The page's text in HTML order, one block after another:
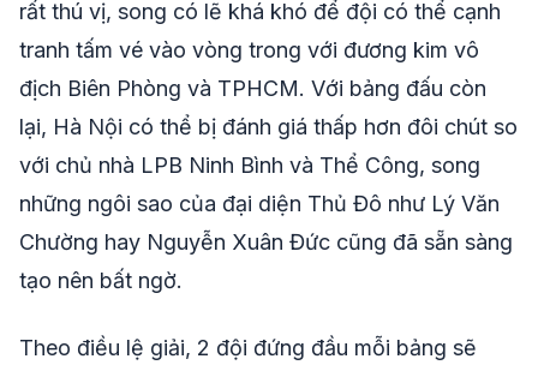
rất thú vị, song có lẽ khá khó để đội có thể cạnh
tranh tấm vé vào vòng trong với đương kim vô
địch Biên Phòng và TPHCM. Với bảng đấu còn
lại, Hà Nội có thể bị đánh giá thấp hơn đôi chút so
với chủ nhà LPB Ninh Bình và Thể Công, song
những ngôi sao của đại diện Thủ Đô như Lý Văn
Chường hay Nguyễn Xuân Đức cũng đã sẵn sàng
tạo nên bất ngờ.
Theo điều lệ giải, 2 đội đứng đầu mỗi bảng sẽ